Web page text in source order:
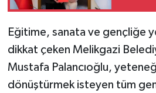
Eğitime, sanata ve gençliğe
dikkat çeken Melikgazi
Mustafa Palancıoğlu,
dönüştürmek isteyen tüm